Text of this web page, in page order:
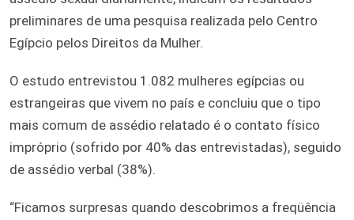
preliminares de uma pesquisa realizada pelo Centro
Egípcio pelos Direitos da Mulher.
O estudo entrevistou 1.082 mulheres egípcias ou
estrangeiras que vivem no país e concluiu que o tipo
mais comum de assédio relatado é o contato físico
impróprio (sofrido por 40% das entrevistadas), seguido
de assédio verbal (38%).
“Ficamos surpresas quando descobrimos a freqüência